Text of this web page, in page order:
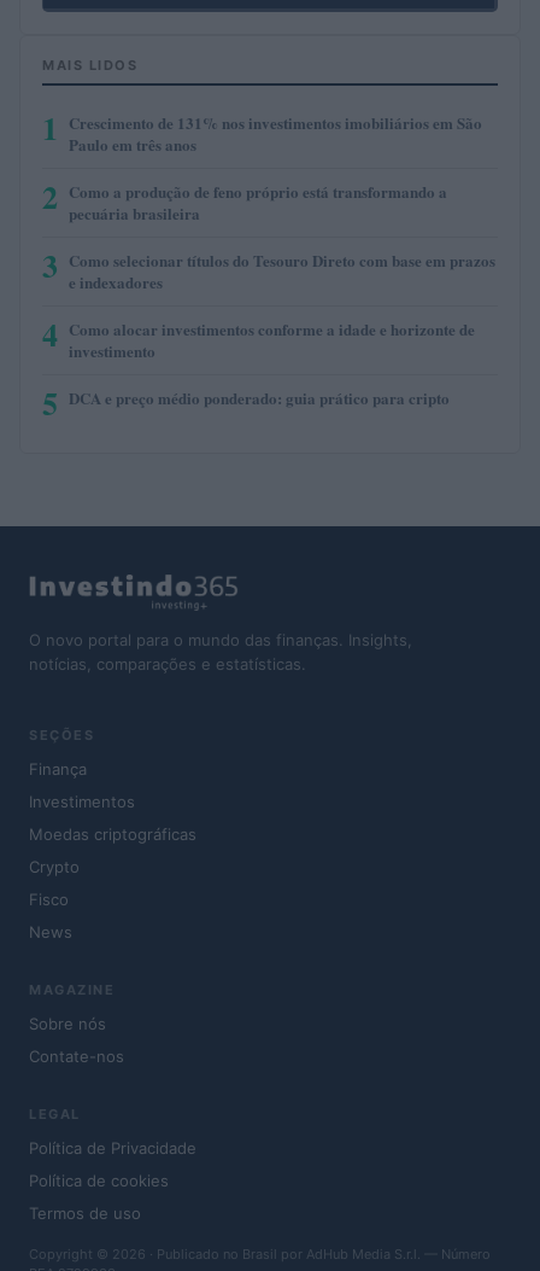
MAIS LIDOS
1
Crescimento de 131% nos investimentos imobiliários em São
Paulo em três anos
2 Como a produção de feno próprio está transformando a
pecuária brasileira
3 Como selecionar títulos do Tesouro Direto com base em prazos
e indexadores
4 Como alocar investimentos conforme a idade e horizonte de
investimento
5 DCA e preço médio ponderado: guia prático para cripto
O novo portal para o mundo das finanças. Insights,
notícias, comparações e estatísticas.
SEÇÕES
Finança
Investimentos
Moedas criptográficas
Crypto
Fisco
News
MAGAZINE
Sobre nós
Contate-nos
LEGAL
Política de Privacidade
Política de cookies
Termos de uso
Copyright © 2026 · Publicado no Brasil por AdHub Media S.r.l. — Número